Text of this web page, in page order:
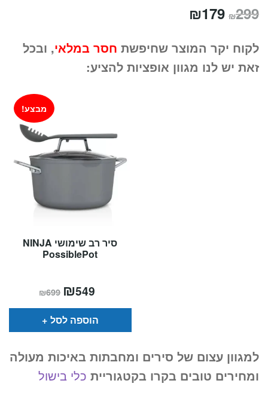
₪299 המחיר
היה:
₪299.
₪179
הוא:
₪179.
לקוח יקר המוצר שחיפשת חסר במלאי, ובכל
זאת יש לנו מגוון אופציות להציע:
סיר רב שימושי NINJA
PossiblePot
מבצע!
₪699 המחיר
המקורי
היה:
₪699.
₪549
הוא:
הוספה לסל
למגוון עצום של סירים ומחבתות באיכות מעולה
ומחירים טובים בקרו בקטגוריית כלי בישול